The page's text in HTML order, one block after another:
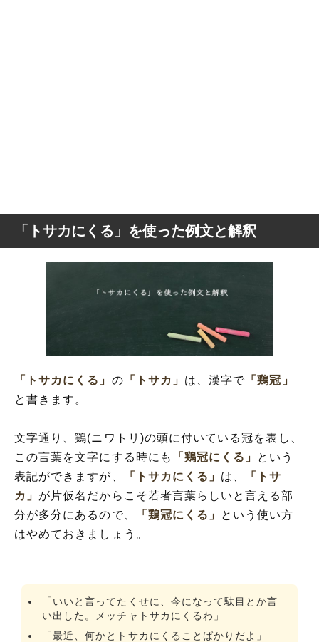
「トサカにくる」を使った例文と解釈
「トサカにくる」 の 「トサカ」 は、漢字で 「鶏冠」
と書きます。
文字通り、鶏(ニワトリ)の頭に付いている冠を表し、
この言葉を文字にする時にも
「鶏冠にくる」 という
表記ができますが、
「トサカにくる」 は、
「トサ
カ」 が片仮名だからこそ若者言葉らしいと言える部
分が多分にあるので、
「鶏冠にくる」
という使い方
はやめておきましょう。
「いいと言ってたくせに、今になって駄目とか言
い出した。メッチャトサカにくるわ」
「最近、何かとトサカにくることばかりだよ」